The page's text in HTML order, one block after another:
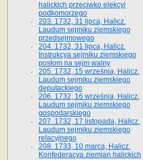
halickich przeciwko elekcyi
podkomorzego
203. 1732, 31 lipca, Halicz.
Laudum sejmiku ziemskiego
przedsejmowego
204. 1732, 31 lipca, Halicz.
Instrukcya sejmiku ziemskiego
posłom na sejm walny
205. 1732, 15 września, Halicz.
Laudum sejmiku ziemskiego
deputackiego
206. 1732, 16 września, Halicz.
Laudum sejmiku ziemskiego
gospodarskiego
207. 1732, 17 listopada, Halicz.
Laudum sejmiku ziemskiego
relacyjnego
208. 1733, 10 marca, Halicz.
Konfederacya ziemian halickich­